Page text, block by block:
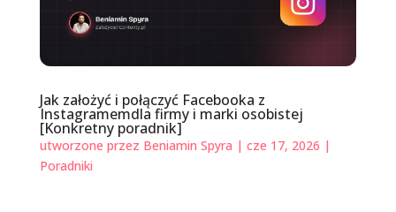
Jak założyć i połączyć Facebooka z
Instagramemdla firmy i marki osobistej
[Konkretny poradnik]
utworzone przez Beniamin Spyra | cze 17, 2026 |
Poradniki